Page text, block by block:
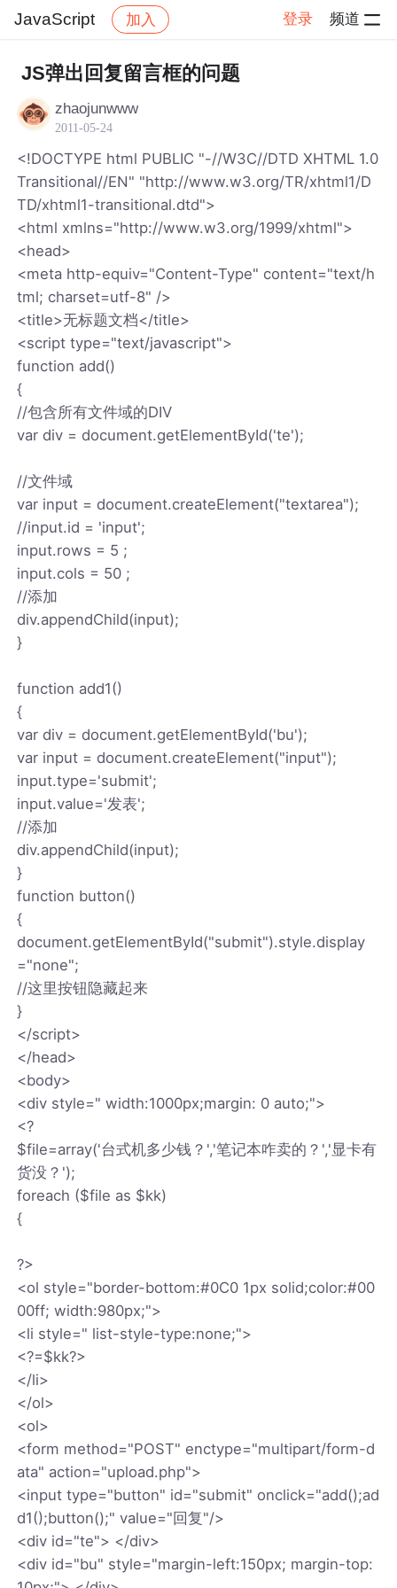
JavaScript 加入 登录 频道
社区 JavaScript 帖子详情
JS弹出回复留言框的问题
zhaojunwww
2011-05-24
<!DOCTYPE html PUBLIC "-//W3C//DTD XHTML 1.0
Transitional//EN" "http://www.w3.org/TR/xhtml1/D
TD/xhtml1-transitional.dtd">
<html xmlns="http://www.w3.org/1999/xhtml">
<head>
<meta http-equiv="Content-Type" content="text/h
tml; charset=utf-8" />
<title>无标题文档</title>
<script type="text/javascript">
function add()
{
//包含所有文件域的DIV
var div = document.getElementById('te');
//文件域
var input = document.createElement("textarea");
//input.id = 'input';
input.rows = 5 ;
input.cols = 50 ;
//添加
div.appendChild(input);
}
function add1()
{
var div = document.getElementById('bu');
var input = document.createElement("input");
input.type='submit';
input.value='发表';
//添加
div.appendChild(input);
}
function button()
{
document.getElementById("submit").style.display
="none";
//这里按钮隐藏起来
}
</script>
</head>
<body>
<div style=" width:1000px;margin: 0 auto;">
<?
$file=array('台式机多少钱？','笔记本咋卖的？','显卡有
货没？');
foreach ($file as $kk)
{
?>
<ol style="border-bottom:#0C0 1px solid;color:#00
00ff; width:980px;">
<li style=" list-style-type:none;">
<?=$kk?>
</li>
</ol>
<ol>
<form method="POST" enctype="multipart/form-d
ata" action="upload.php">
<input type="button" id="submit" onclick="add();ad
d1();button();" value="回复"/>
<div id="te"> </div>
<div id="bu" style="margin-left:150px; margin-top: